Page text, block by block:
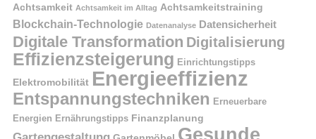
Achtsamkeit Achtsamkeit im Alltag Achtsamkeitstraining
Blockchain-Technologie Datenanalyse Datensicherheit
Digitale Transformation Digitalisierung
Effizienzsteigerung Einrichtungstipps
Elektromobilität Energieeffizienz
Entspannungstechniken Erneuerbare
Energien Ernährungstipps Finanzplanung
Gesunde